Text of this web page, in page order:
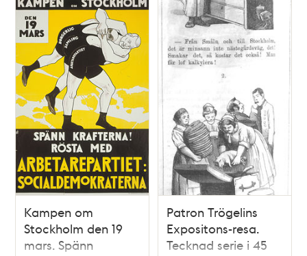
Kampen om
Stockholm den 19
mars. Spänn
Patron Trögelins
Expositons-resa.
Tecknad serie i 45